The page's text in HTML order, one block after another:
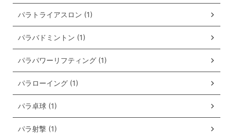
パラトライアスロン (1)
パラバドミントン (1)
パラパワーリフティング (1)
パラローイング (1)
パラ卓球 (1)
パラ射撃 (1)